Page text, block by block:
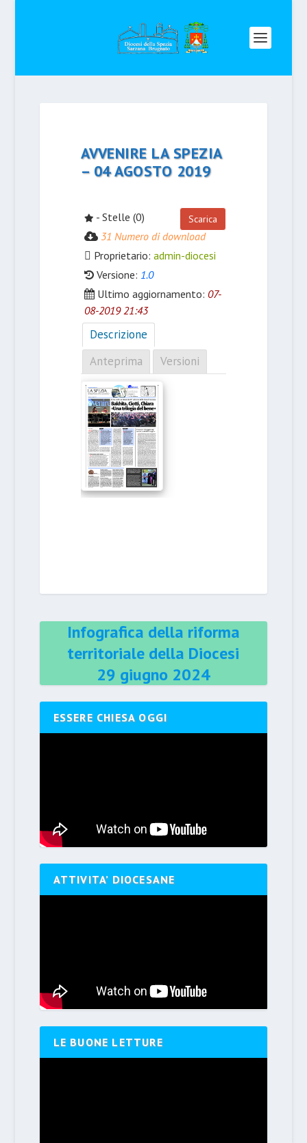
AVVENIRE LA SPEZIA
– 04 AGOSTO 2019
Scarica
- Stelle (0)
31 Numero di download
Proprietario: admin-diocesi
Versione: 1.0
Ultimo aggiornamento: 07-
08-2019 21:43
Descrizione
Anteprima
Versioni
Infografica della riforma
territoriale della Diocesi
29 giugno 2024
ESSERE CHIESA OGGI
ATTIVITA’ DIOCESANE
LE BUONE LETTURE